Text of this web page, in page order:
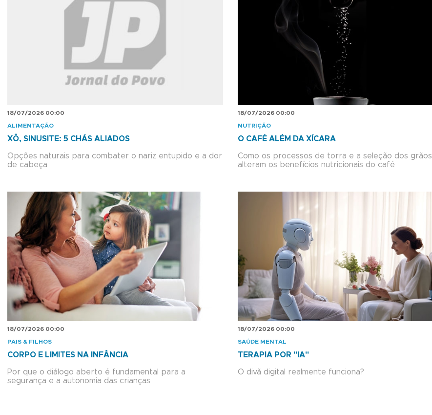
18/07/2026 00:00
ALIMENTAÇÃO
XÔ, SINUSITE: 5 CHÁS ALIADOS
Opções naturais para combater o nariz entupido e a dor
de cabeça
18/07/2026 00:00
NUTRIÇÃO
O CAFÉ ALÉM DA XÍCARA
Como os processos de torra e a seleção dos grãos
alteram os benefícios nutricionais do café
18/07/2026 00:00
PAIS & FILHOS
CORPO E LIMITES NA INFÂNCIA
Por que o diálogo aberto é fundamental para a
segurança e a autonomia das crianças
18/07/2026 00:00
SAÚDE MENTAL
TERAPIA POR "IA"
O divã digital realmente funciona?